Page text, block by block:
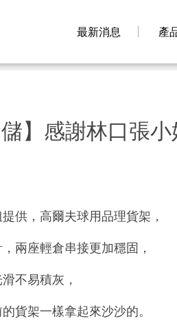
最新消息 產
儲】感謝林口張
供，高爾夫球用品理貨架，
兩座輕倉串接更加穩固，
不易積灰，
貨架一樣拿起來沙沙的。